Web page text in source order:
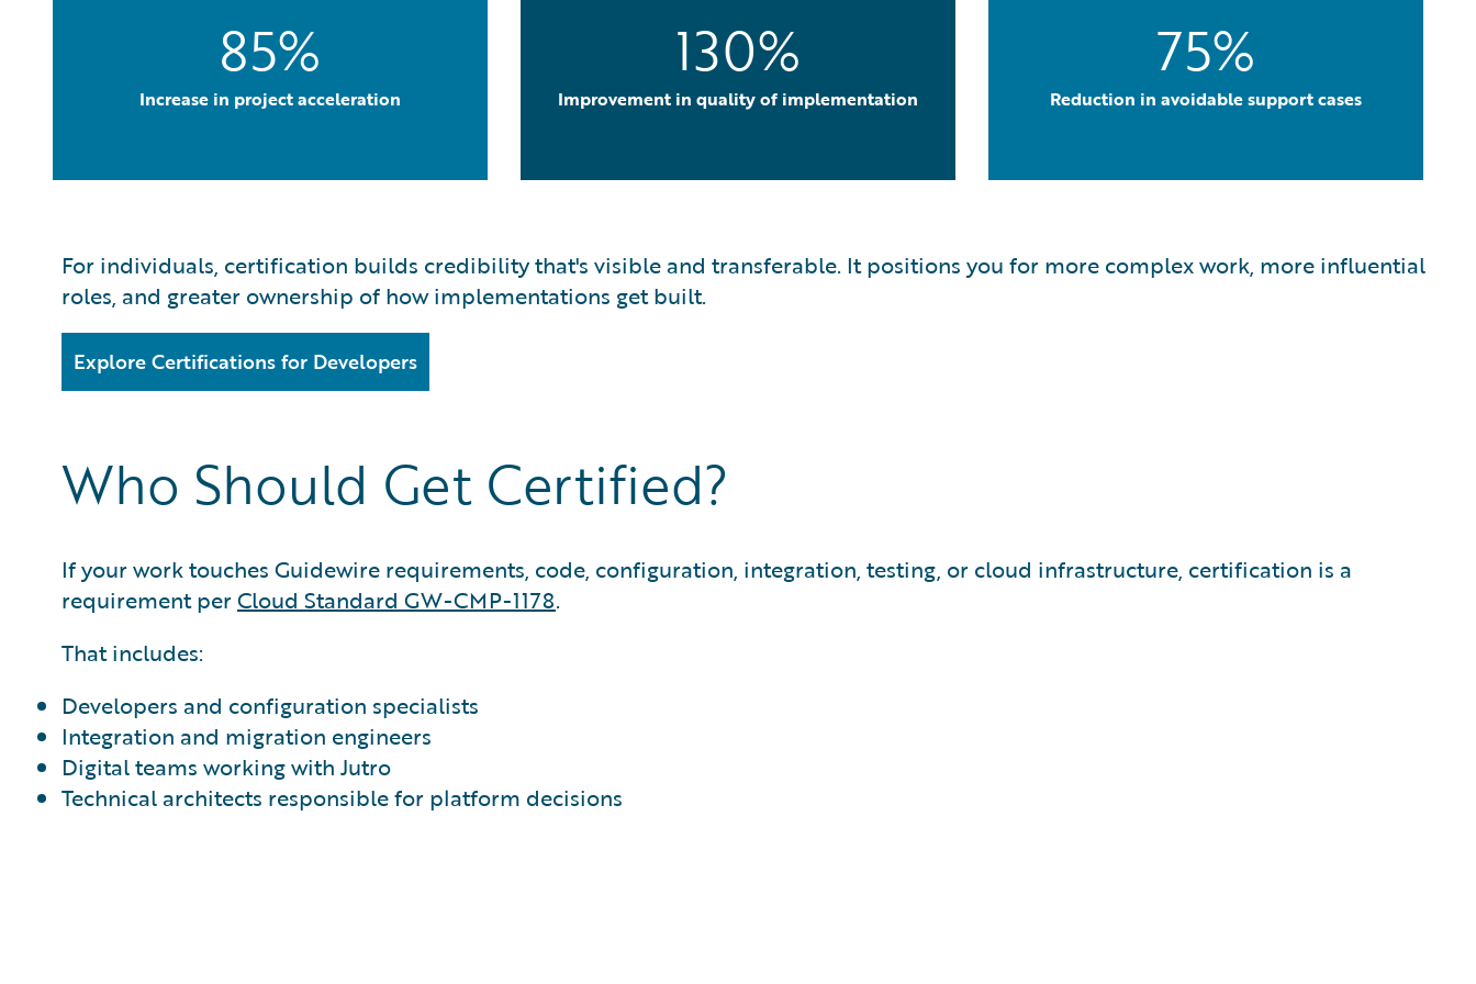
85%
Increase in project acceleration
130%
Improvement in quality of implementation
75%
Reduction in avoidable support cases
For individuals, certification builds credibility that's visible and transferable. It positions you for more complex work, more influential
roles, and greater ownership of how implementations get built.
Explore Certifications for Developers
Who Should Get Certified?
If your work touches Guidewire requirements, code, configuration, integration, testing, or cloud infrastructure, certification is a
requirement perCloud Standard GW-CMP-1178.
That includes:
Developers and configuration specialists
Integration and migration engineers
Digital teams working with Jutro
Technical architects responsible for platform decisions